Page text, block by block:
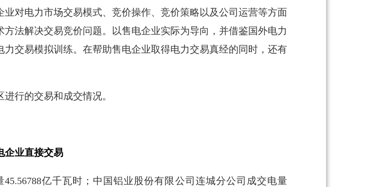
对电力市场交易模式、竞价操作、竞价策略以及公司运营等方面
法解决交易竞价问题。以售电企业实际为导向，并借鉴国外电力
交易模拟训练。在帮助售电企业取得电力交易真经的同时，还有
行的交易和成交情况。
企业直接交易
亿千瓦时；中国铝业股份有限公司连城分公司成交电量